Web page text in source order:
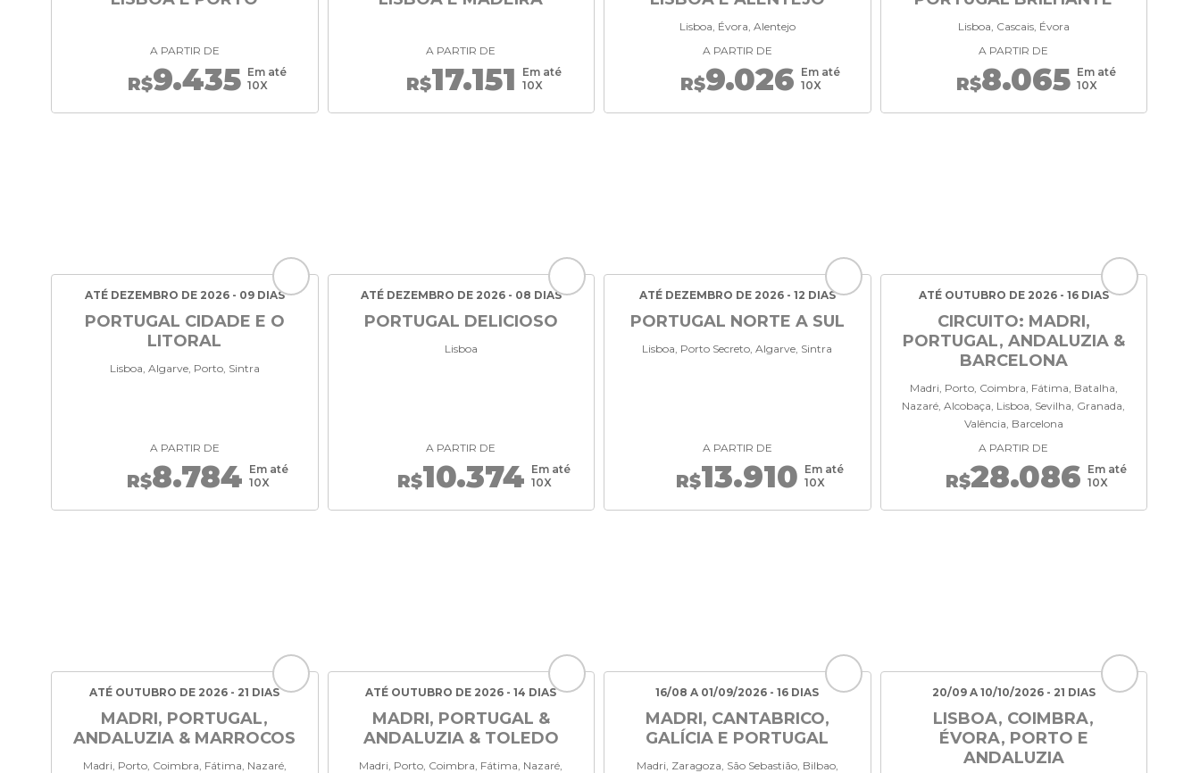
A PARTIR DE
R$9.435 Em até
10X
A PARTIR DE
R$17.151
Em até
10X
Lisboa, Évora, Alentejo
A PARTIR DE
R$9.026 Em até
10X
Lisboa, Cascais, Évora
A PARTIR DE
R$8.065 Em até
10X
ATÉ DEZEMBRO DE 2026 - 09 DIAS
PORTUGAL CIDADE E O
LITORAL
Lisboa, Algarve, Porto, Sintra
A PARTIR DE
R$8.784 Em até
10X
ATÉ DEZEMBRO DE 2026 - 08 DIAS
PORTUGAL DELICIOSO
Lisboa
A PARTIR DE
R$10.374 Em até
10X
ATÉ DEZEMBRO DE 2026 - 12 DIAS
PORTUGAL NORTE A SUL
Lisboa, Porto Secreto, Algarve, Sintra
A PARTIR DE
R$13.910 Em até
10X
ATÉ OUTUBRO DE 2026 - 16 DIAS
CIRCUITO: MADRI,
PORTUGAL, ANDALUZIA &
BARCELONA
Madri, Porto, Coimbra, Fátima, Batalha,
Nazaré, Alcobaça, Lisboa, Sevilha, Granada,
Valência, Barcelona
A PARTIR DE
R$28.086 Em até
10X
ATÉ OUTUBRO DE 2026 - 21 DIAS
MADRI, PORTUGAL,
ANDALUZIA & MARROCOS
Madri, Porto, Coimbra, Fátima, Nazaré,
ATÉ OUTUBRO DE 2026 - 14 DIAS
MADRI, PORTUGAL &
ANDALUZIA & TOLEDO
Madri, Porto, Coimbra, Fátima, Nazaré,
16/08 A 01/09/2026 - 16 DIAS
MADRI, CANTABRICO,
GALÍCIA E PORTUGAL
Madri, Zaragoza, São Sebastião, Bilbao,
20/09 A 10/10/2026 - 21 DIAS
LISBOA, COIMBRA,
ÉVORA, PORTO E
ANDALUZIA